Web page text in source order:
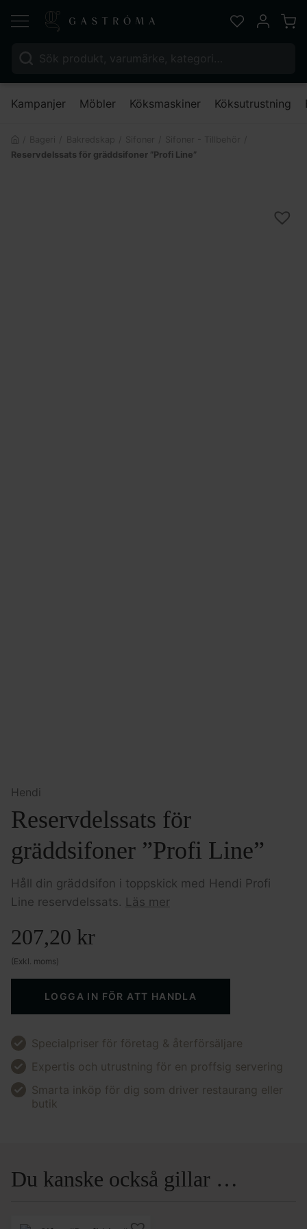
Sök efter:
Favoriter
Mitt
Kampanjer Möbler Köksmaskiner Köksutrustning
Reservdelssats för gräddsifoner ”Profi Line”
Hendi
Reservdelssats för
gräddsifoner ”Profi Line”
Håll din gräddsifon i toppskick med Hendi Profi
Line reservdelssats. Läs mer
207,20 kr
(Exkl. moms)
LOGGA IN FÖR ATT HANDLA
Specialpriser för företag & återförsäljare
Expertis och utrustning för en proffsig servering
Smarta inköp för dig som driver restaurang eller
butik
Du kanske också gillar …